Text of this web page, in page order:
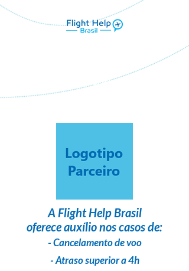
em parceria com
A Flight Help Brasil
oferece auxílio nos casos de:
- Cancelamento de voo
- Atraso superior a 4h